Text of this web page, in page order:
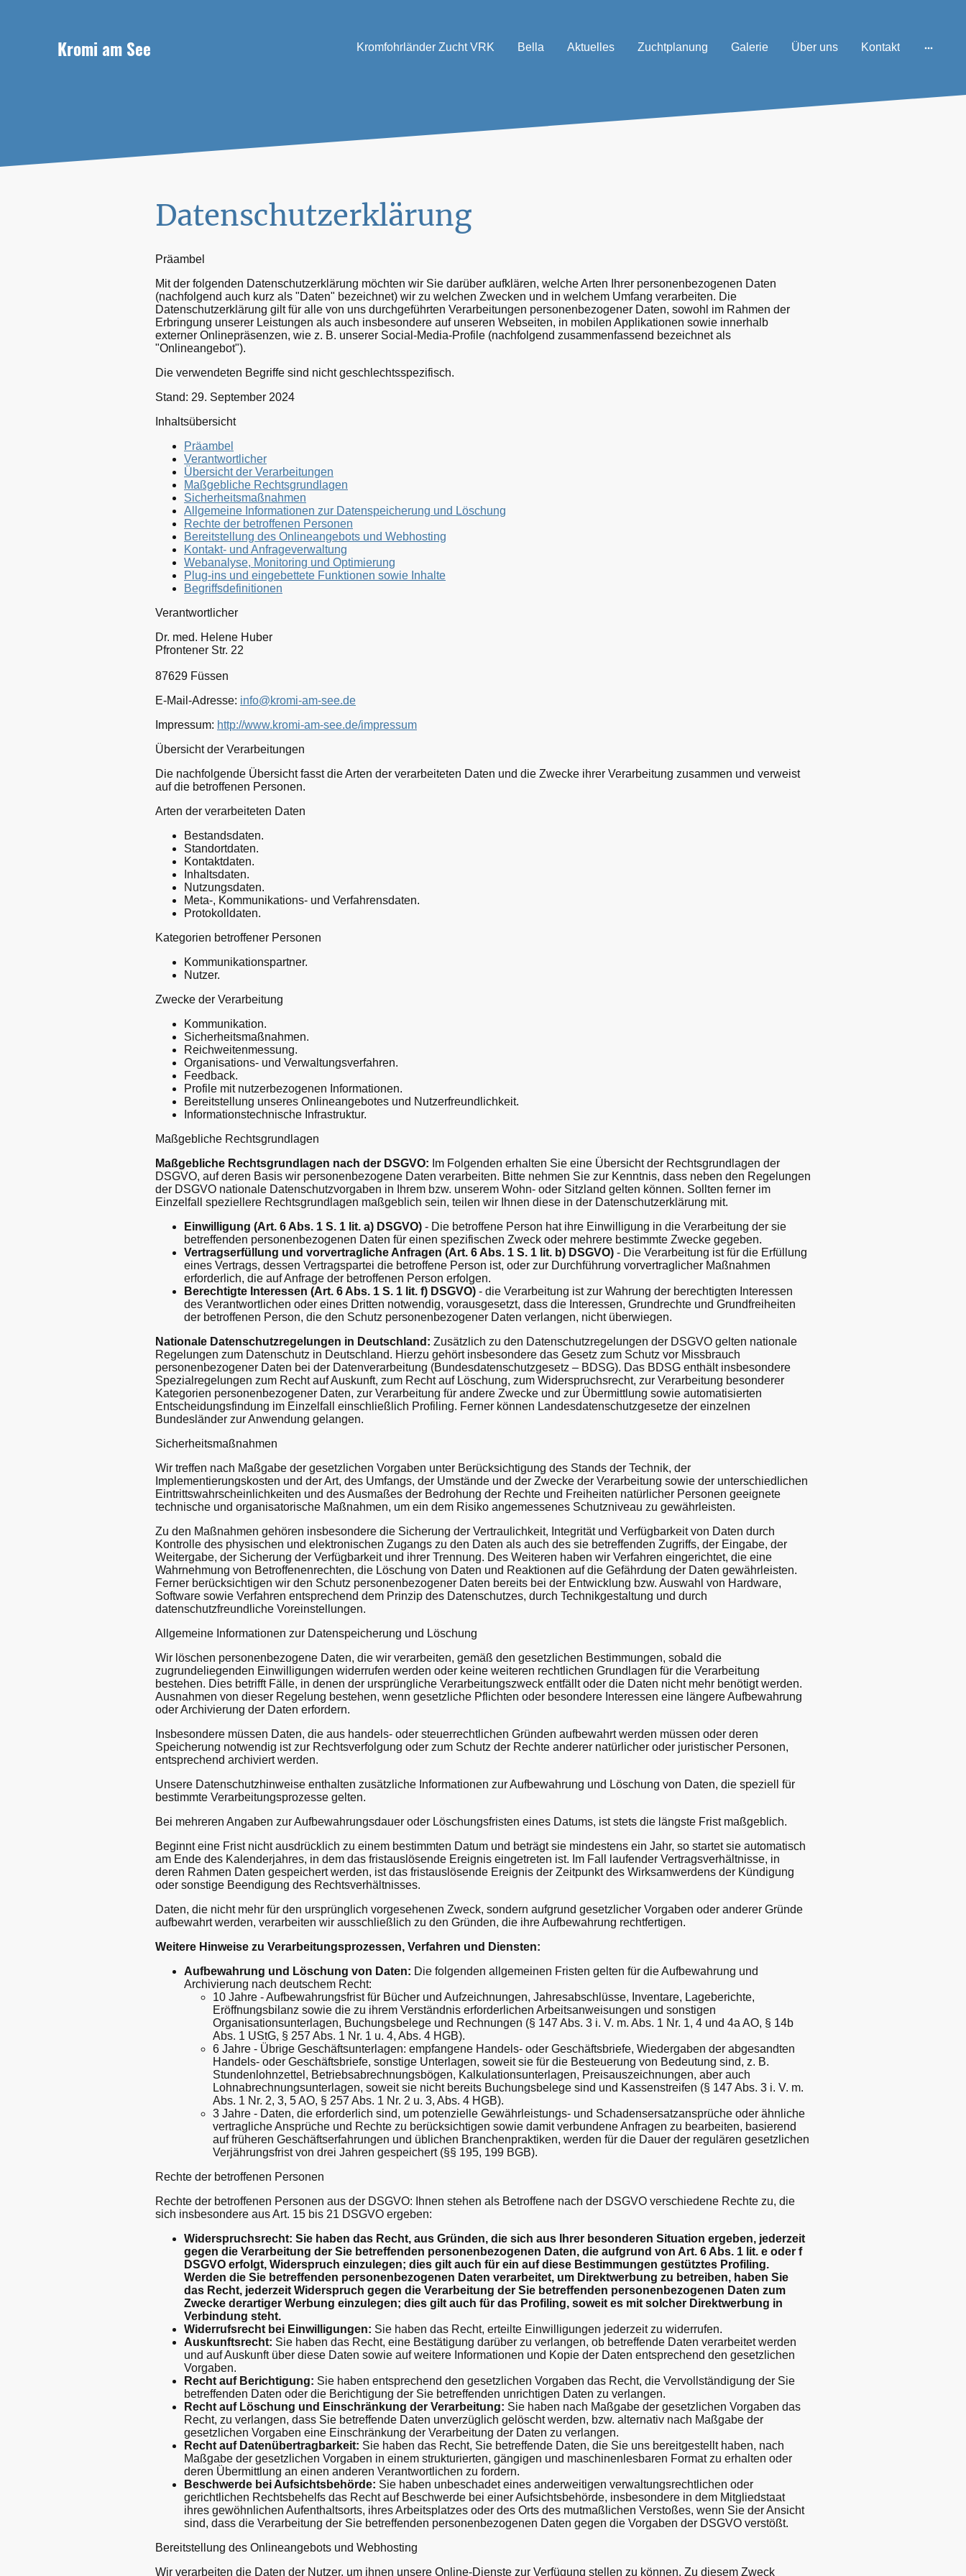
Kromi am See Kromfohrländer Zucht VRK Bella Aktuelles Zuchtplanung Galerie Über uns Kontakt
Datenschutzerklärung
Präambel
Mit der folgenden Datenschutzerklärung möchten wir Sie darüber aufklären, welche Arten Ihrer personenbezogenen Daten
(nachfolgend auch kurz als "Daten" bezeichnet) wir zu welchen Zwecken und in welchem Umfang verarbeiten. Die
Datenschutzerklärung gilt für alle von uns durchgeführten Verarbeitungen personenbezogener Daten, sowohl im Rahmen der
Erbringung unserer Leistungen als auch insbesondere auf unseren Webseiten, in mobilen Applikationen sowie innerhalb
externer Onlinepräsenzen, wie z. B. unserer Social-Media-Profile (nachfolgend zusammenfassend bezeichnet als
"Onlineangebot").
Die verwendeten Begriffe sind nicht geschlechtsspezifisch.
Stand: 29. September 2024
Inhaltsübersicht
Präambel
Verantwortlicher
Übersicht der Verarbeitungen
Maßgebliche Rechtsgrundlagen
Sicherheitsmaßnahmen
Allgemeine Informationen zur Datenspeicherung und Löschung
Rechte der betroffenen Personen
Bereitstellung des Onlineangebots und Webhosting
Kontakt- und Anfrageverwaltung
Webanalyse, Monitoring und Optimierung
Plug-ins und eingebettete Funktionen sowie Inhalte
Begriffsdefinitionen
Verantwortlicher
Dr. med. Helene Huber
Pfrontener Str. 22
87629 Füssen
E-Mail-Adresse: info@kromi-am-see.de
Impressum: http://www.kromi-am-see.de/impressum
Übersicht der Verarbeitungen
Die nachfolgende Übersicht fasst die Arten der verarbeiteten Daten und die Zwecke ihrer Verarbeitung zusammen und verweist
auf die betroffenen Personen.
Arten der verarbeiteten Daten
Bestandsdaten.
Standortdaten.
Kontaktdaten.
Inhaltsdaten.
Nutzungsdaten.
Meta-, Kommunikations- und Verfahrensdaten.
Protokolldaten.
Kategorien betroffener Personen
Kommunikationspartner.
Nutzer.
Zwecke der Verarbeitung
Kommunikation.
Sicherheitsmaßnahmen.
Reichweitenmessung.
Organisations- und Verwaltungsverfahren.
Feedback.
Profile mit nutzerbezogenen Informationen.
Bereitstellung unseres Onlineangebotes und Nutzerfreundlichkeit.
Informationstechnische Infrastruktur.
Maßgebliche Rechtsgrundlagen
Maßgebliche Rechtsgrundlagen nach der DSGVO: Im Folgenden erhalten Sie eine Übersicht der Rechtsgrundlagen der
DSGVO, auf deren Basis wir personenbezogene Daten verarbeiten. Bitte nehmen Sie zur Kenntnis, dass neben den Regelungen
der DSGVO nationale Datenschutzvorgaben in Ihrem bzw. unserem Wohn- oder Sitzland gelten können. Sollten ferner im
Einzelfall speziellere Rechtsgrundlagen maßgeblich sein, teilen wir Ihnen diese in der Datenschutzerklärung mit.
Einwilligung (Art. 6 Abs. 1 S. 1 lit. a) DSGVO) - Die betroffene Person hat ihre Einwilligung in die Verarbeitung der sie
betreffenden personenbezogenen Daten für einen spezifischen Zweck oder mehrere bestimmte Zwecke gegeben.
Vertragserfüllung und vorvertragliche Anfragen (Art. 6 Abs. 1 S. 1 lit. b) DSGVO) - Die Verarbeitung ist für die Erfüllung
eines Vertrags, dessen Vertragspartei die betroffene Person ist, oder zur Durchführung vorvertraglicher Maßnahmen
erforderlich, die auf Anfrage der betroffenen Person erfolgen.
Berechtigte Interessen (Art. 6 Abs. 1 S. 1 lit. f) DSGVO) - die Verarbeitung ist zur Wahrung der berechtigten Interessen
des Verantwortlichen oder eines Dritten notwendig, vorausgesetzt, dass die Interessen, Grundrechte und Grundfreiheiten
der betroffenen Person, die den Schutz personenbezogener Daten verlangen, nicht überwiegen.
Nationale Datenschutzregelungen in Deutschland: Zusätzlich zu den Datenschutzregelungen der DSGVO gelten nationale
Regelungen zum Datenschutz in Deutschland. Hierzu gehört insbesondere das Gesetz zum Schutz vor Missbrauch
personenbezogener Daten bei der Datenverarbeitung (Bundesdatenschutzgesetz – BDSG). Das BDSG enthält insbesondere
Spezialregelungen zum Recht auf Auskunft, zum Recht auf Löschung, zum Widerspruchsrecht, zur Verarbeitung besonderer
Kategorien personenbezogener Daten, zur Verarbeitung für andere Zwecke und zur Übermittlung sowie automatisierten
Entscheidungsfindung im Einzelfall einschließlich Profiling. Ferner können Landesdatenschutzgesetze der einzelnen
Bundesländer zur Anwendung gelangen.
Sicherheitsmaßnahmen
Wir treffen nach Maßgabe der gesetzlichen Vorgaben unter Berücksichtigung des Stands der Technik, der
Implementierungskosten und der Art, des Umfangs, der Umstände und der Zwecke der Verarbeitung sowie der unterschiedlichen
Eintrittswahrscheinlichkeiten und des Ausmaßes der Bedrohung der Rechte und Freiheiten natürlicher Personen geeignete
technische und organisatorische Maßnahmen, um ein dem Risiko angemessenes Schutzniveau zu gewährleisten.
Zu den Maßnahmen gehören insbesondere die Sicherung der Vertraulichkeit, Integrität und Verfügbarkeit von Daten durch
Kontrolle des physischen und elektronischen Zugangs zu den Daten als auch des sie betreffenden Zugriffs, der Eingabe, der
Weitergabe, der Sicherung der Verfügbarkeit und ihrer Trennung. Des Weiteren haben wir Verfahren eingerichtet, die eine
Wahrnehmung von Betroffenenrechten, die Löschung von Daten und Reaktionen auf die Gefährdung der Daten gewährleisten.
Ferner berücksichtigen wir den Schutz personenbezogener Daten bereits bei der Entwicklung bzw. Auswahl von Hardware,
Software sowie Verfahren entsprechend dem Prinzip des Datenschutzes, durch Technikgestaltung und durch
datenschutzfreundliche Voreinstellungen.
Allgemeine Informationen zur Datenspeicherung und Löschung
Wir löschen personenbezogene Daten, die wir verarbeiten, gemäß den gesetzlichen Bestimmungen, sobald die
zugrundeliegenden Einwilligungen widerrufen werden oder keine weiteren rechtlichen Grundlagen für die Verarbeitung
bestehen. Dies betrifft Fälle, in denen der ursprüngliche Verarbeitungszweck entfällt oder die Daten nicht mehr benötigt werden.
Ausnahmen von dieser Regelung bestehen, wenn gesetzliche Pflichten oder besondere Interessen eine längere Aufbewahrung
oder Archivierung der Daten erfordern.
Insbesondere müssen Daten, die aus handels- oder steuerrechtlichen Gründen aufbewahrt werden müssen oder deren
Speicherung notwendig ist zur Rechtsverfolgung oder zum Schutz der Rechte anderer natürlicher oder juristischer Personen,
entsprechend archiviert werden.
Unsere Datenschutzhinweise enthalten zusätzliche Informationen zur Aufbewahrung und Löschung von Daten, die speziell für
bestimmte Verarbeitungsprozesse gelten.
Bei mehreren Angaben zur Aufbewahrungsdauer oder Löschungsfristen eines Datums, ist stets die längste Frist maßgeblich.
Beginnt eine Frist nicht ausdrücklich zu einem bestimmten Datum und beträgt sie mindestens ein Jahr, so startet sie automatisch
am Ende des Kalenderjahres, in dem das fristauslösende Ereignis eingetreten ist. Im Fall laufender Vertragsverhältnisse, in
deren Rahmen Daten gespeichert werden, ist das fristauslösende Ereignis der Zeitpunkt des Wirksamwerdens der Kündigung
oder sonstige Beendigung des Rechtsverhältnisses.
Daten, die nicht mehr für den ursprünglich vorgesehenen Zweck, sondern aufgrund gesetzlicher Vorgaben oder anderer Gründe
aufbewahrt werden, verarbeiten wir ausschließlich zu den Gründen, die ihre Aufbewahrung rechtfertigen.
Weitere Hinweise zu Verarbeitungsprozessen, Verfahren und Diensten:
Aufbewahrung und Löschung von Daten: Die folgenden allgemeinen Fristen gelten für die Aufbewahrung und
Archivierung nach deutschem Recht:
10 Jahre - Aufbewahrungsfrist für Bücher und Aufzeichnungen, Jahresabschlüsse, Inventare, Lageberichte,
Eröffnungsbilanz sowie die zu ihrem Verständnis erforderlichen Arbeitsanweisungen und sonstigen
Organisationsunterlagen, Buchungsbelege und Rechnungen (§ 147 Abs. 3 i. V. m. Abs. 1 Nr. 1, 4 und 4a AO, § 14b
Abs. 1 UStG, § 257 Abs. 1 Nr. 1 u. 4, Abs. 4 HGB).
6 Jahre - Übrige Geschäftsunterlagen: empfangene Handels- oder Geschäftsbriefe, Wiedergaben der abgesandten
Handels- oder Geschäftsbriefe, sonstige Unterlagen, soweit sie für die Besteuerung von Bedeutung sind, z. B.
Stundenlohnzettel, Betriebsabrechnungsbögen, Kalkulationsunterlagen, Preisauszeichnungen, aber auch
Lohnabrechnungsunterlagen, soweit sie nicht bereits Buchungsbelege sind und Kassenstreifen (§ 147 Abs. 3 i. V. m.
Abs. 1 Nr. 2, 3, 5 AO, § 257 Abs. 1 Nr. 2 u. 3, Abs. 4 HGB).
3 Jahre - Daten, die erforderlich sind, um potenzielle Gewährleistungs- und Schadensersatzansprüche oder ähnliche
vertragliche Ansprüche und Rechte zu berücksichtigen sowie damit verbundene Anfragen zu bearbeiten, basierend
auf früheren Geschäftserfahrungen und üblichen Branchenpraktiken, werden für die Dauer der regulären gesetzlichen
Verjährungsfrist von drei Jahren gespeichert (§§ 195, 199 BGB).
Rechte der betroffenen Personen
Rechte der betroffenen Personen aus der DSGVO: Ihnen stehen als Betroffene nach der DSGVO verschiedene Rechte zu, die
sich insbesondere aus Art. 15 bis 21 DSGVO ergeben:
Widerspruchsrecht: Sie haben das Recht, aus Gründen, die sich aus Ihrer besonderen Situation ergeben, jederzeit
gegen die Verarbeitung der Sie betreffenden personenbezogenen Daten, die aufgrund von Art. 6 Abs. 1 lit. e oder f
DSGVO erfolgt, Widerspruch einzulegen; dies gilt auch für ein auf diese Bestimmungen gestütztes Profiling.
Werden die Sie betreffenden personenbezogenen Daten verarbeitet, um Direktwerbung zu betreiben, haben Sie
das Recht, jederzeit Widerspruch gegen die Verarbeitung der Sie betreffenden personenbezogenen Daten zum
Zwecke derartiger Werbung einzulegen; dies gilt auch für das Profiling, soweit es mit solcher Direktwerbung in
Verbindung steht.
Widerrufsrecht bei Einwilligungen: Sie haben das Recht, erteilte Einwilligungen jederzeit zu widerrufen.
Auskunftsrecht: Sie haben das Recht, eine Bestätigung darüber zu verlangen, ob betreffende Daten verarbeitet werden
und auf Auskunft über diese Daten sowie auf weitere Informationen und Kopie der Daten entsprechend den gesetzlichen
Vorgaben.
Recht auf Berichtigung: Sie haben entsprechend den gesetzlichen Vorgaben das Recht, die Vervollständigung der Sie
betreffenden Daten oder die Berichtigung der Sie betreffenden unrichtigen Daten zu verlangen.
Recht auf Löschung und Einschränkung der Verarbeitung: Sie haben nach Maßgabe der gesetzlichen Vorgaben das
Recht, zu verlangen, dass Sie betreffende Daten unverzüglich gelöscht werden, bzw. alternativ nach Maßgabe der
gesetzlichen Vorgaben eine Einschränkung der Verarbeitung der Daten zu verlangen.
Recht auf Datenübertragbarkeit: Sie haben das Recht, Sie betreffende Daten, die Sie uns bereitgestellt haben, nach
Maßgabe der gesetzlichen Vorgaben in einem strukturierten, gängigen und maschinenlesbaren Format zu erhalten oder
deren Übermittlung an einen anderen Verantwortlichen zu fordern.
Beschwerde bei Aufsichtsbehörde: Sie haben unbeschadet eines anderweitigen verwaltungsrechtlichen oder
gerichtlichen Rechtsbehelfs das Recht auf Beschwerde bei einer Aufsichtsbehörde, insbesondere in dem Mitgliedstaat
ihres gewöhnlichen Aufenthaltsorts, ihres Arbeitsplatzes oder des Orts des mutmaßlichen Verstoßes, wenn Sie der Ansicht
sind, dass die Verarbeitung der Sie betreffenden personenbezogenen Daten gegen die Vorgaben der DSGVO verstößt.
Bereitstellung des Onlineangebots und Webhosting
Wir verarbeiten die Daten der Nutzer, um ihnen unsere Online-Dienste zur Verfügung stellen zu können. Zu diesem Zweck